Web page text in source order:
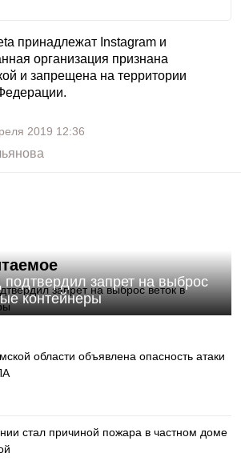
принадлежат Instagram и
организация признана
и запрещена на территории
2019 12:36
запрет на выброс
контейнеры
области объявлена опасность атаки
стал причиной пожара в частном доме